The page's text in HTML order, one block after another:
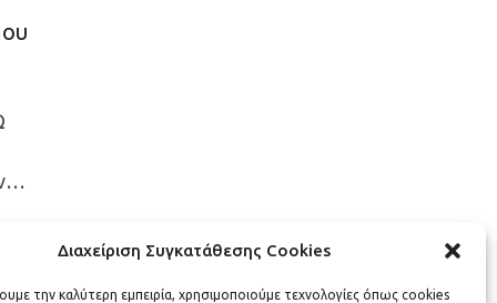
Διαχείριση Συγκατάθεσης Cookies
την καλύτερη εμπειρία, χρησιμοποιούμε τεχνολογίες όπως cookies